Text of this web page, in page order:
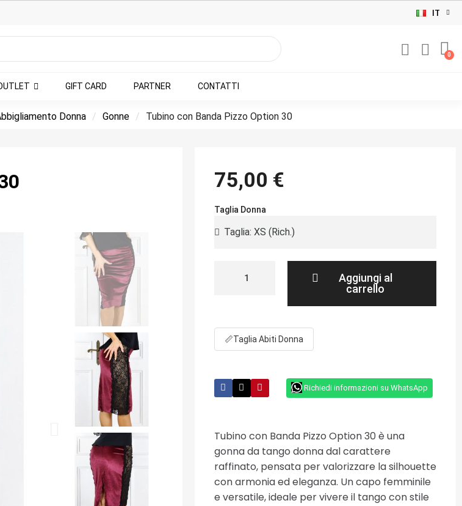
IT
GIFT CARD PARTNER CONTATTI
Donna Gonne Tubino con Banda Pizzo Option 30
75,00 €
Taglia Donna
Aggiungi al
carrello
📏Taglia Abiti Donna
Richiedi informazioni su WhatsApp
Tubino con Banda Pizzo Option 30 è una
gonna da tango donna dal carattere
raffinato, pensata per valorizzare la silhouette
con armonia ed eleganza. Un capo femminile
e versatile, ideale per vivere il tango con stile